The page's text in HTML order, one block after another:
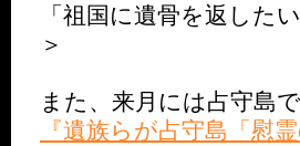
「祖国に遺骨を返した
＞
また、来月には占守島
『遺族らが占守島「